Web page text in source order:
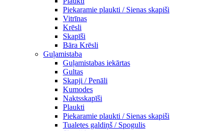
Piekaramie plaukti / Sienas skapiši
Vitrīnas
Krēsli
Skapīši
Bāra Krēsli
Guļamistaba
Guļamistabas iekārtas
Gultas
Skapji / Penāli
Kumodes
Naktsskapīši
Plaukti
Piekaramie plaukti / Sienas skapiši
Tualetes galdiņš / Spogulis